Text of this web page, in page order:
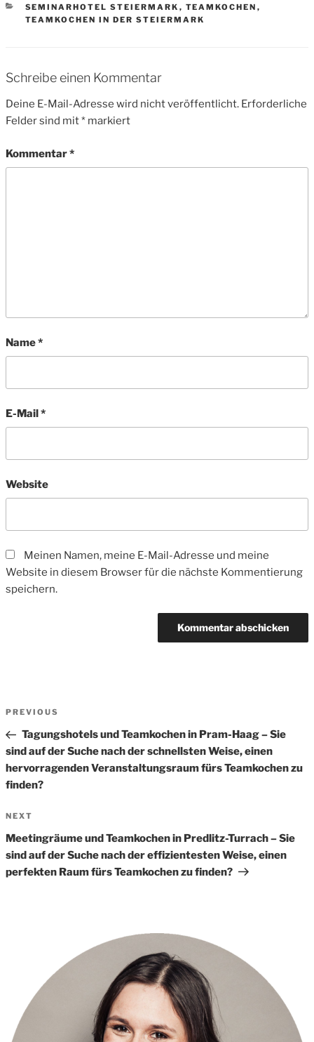
CATEGORIES
SEMINARHOTEL STEIERMARK , TEAMKOCHEN ,
TEAMKOCHEN IN DER STEIERMARK
Schreibe einen Kommentar
Deine E-Mail-Adresse wird nicht veröffentlicht. Erforderliche
Felder sind mit* markiert
Kommentar*
Name*
E-Mail*
Website
Meinen Namen, meine E-Mail-Adresse und meine
Website in diesem Browser für die nächste Kommentierung
speichern.
Beitrags-
Previous
Post
PREVIOUS
Tagungshotels und Teamkochen in Pram-Haag – Sie
sind auf der Suche nach der schnellsten Weise, einen
hervorragenden Veranstaltungsraum fürs Teamkochen zu
finden?
Next
Post
NEXT
Meetingräume und Teamkochen in Predlitz-Turrach – Sie
sind auf der Suche nach der effizientesten Weise, einen
perfekten Raum fürs Teamkochen zu finden?